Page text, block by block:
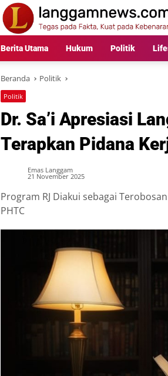
Berita Utama Hukum Politik
Beranda Politik
Politik
Dr. Sa’i Apresiasi
Terapkan Pidana
Emas Langgam
21 November 2025
Program RJ Diakui sebagai
PHTC